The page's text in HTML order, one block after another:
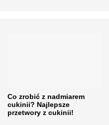
Co zrobić z nadmiarem
cukinii? Najlepsze
przetwory z cukinii!